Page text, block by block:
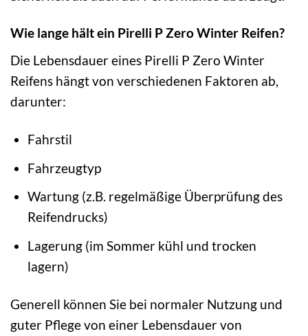
Wie lange hält ein Pirelli P Zero Winter Reifen?
Die Lebensdauer eines Pirelli P Zero Winter
Reifens hängt von verschiedenen Faktoren ab,
darunter:
Fahrstil
Fahrzeugtyp
Wartung (z.B. regelmäßige Überprüfung des
Reifendrucks)
Lagerung (im Sommer kühl und trocken
lagern)
Generell können Sie bei normaler Nutzung und
guter Pflege von einer Lebensdauer von